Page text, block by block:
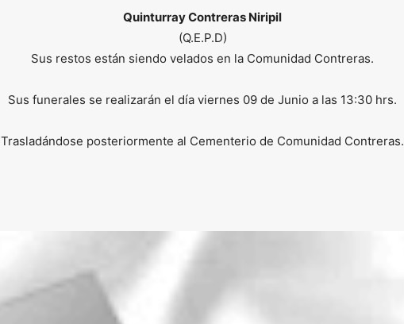
Quinturray Contreras Niripil
(Q.E.P.D)
Sus restos están siendo velados en la Comunidad Contreras.
Sus funerales se realizarán el día viernes 09 de Junio a las 13:30 hrs.
Trasladándose posteriormente al Cementerio de Comunidad Contreras.